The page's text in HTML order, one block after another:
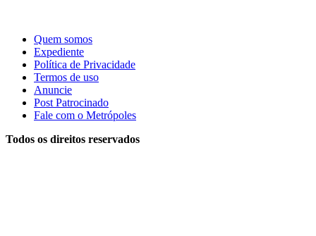
Quem somos
Expediente
Política de Privacidade
Termos de uso
Anuncie
Post Patrocinado
Fale com o Metrópoles
Todos os direitos reservados